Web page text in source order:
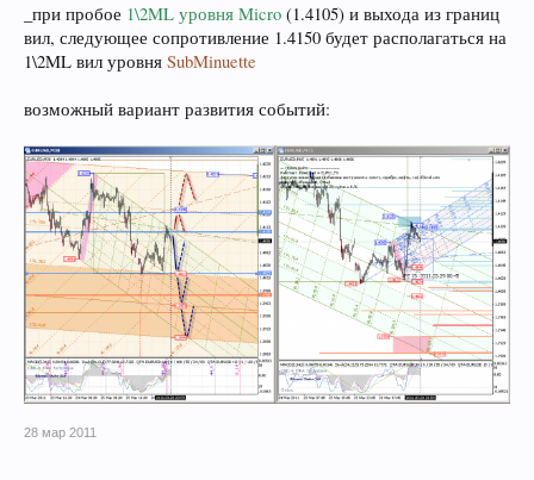
_при пробое 1\2ML уровня Micro (1.4105) и выхода из границ
вил, следующее сопротивление 1.4150 будет располагаться на
1\2ML вил уровня SubMinuette
возможный вариант развития событий:
28 мар 2011